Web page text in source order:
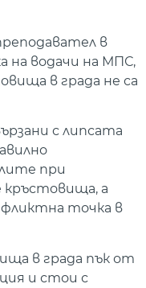
в
на водачи на МПС,
в града не са
с липсата
при
кръстовища, а
точка в
в града пък от
и стои с